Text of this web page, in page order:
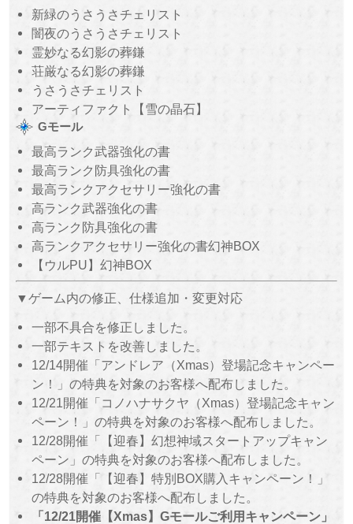
新緑のうさうさチェリスト
闇夜のうさうさチェリスト
霊妙なる幻影の葬鎌
荘厳なる幻影の葬鎌
うさうさチェリスト
アーティファクト【雪の晶石】
Gモール
最高ランク武器強化の書
最高ランク防具強化の書
最高ランクアクセサリー強化の書
高ランク武器強化の書
高ランク防具強化の書
高ランクアクセサリー強化の書幻神BOX
【ウルPU】幻神BOX
▼ゲーム内の修正、仕様追加・変更対応
一部不具合を修正しました。
一部テキストを改善しました。
12/14開催「アンドレア（Xmas）登場記念キャンペー
ン！」の特典を対象のお客様へ配布しました。
12/21開催「コノハナサクヤ（Xmas）登場記念キャン
ペーン！」の特典を対象のお客様へ配布しました。
12/28開催「【迎春】幻想神域スタートアップキャン
ペーン」の特典を対象のお客様へ配布しました。
12/28開催「【迎春】特別BOX購入キャンペーン！」
の特典を対象のお客様へ配布しました。
「12/21開催【Xmas】Gモールご利用キャンペーン」